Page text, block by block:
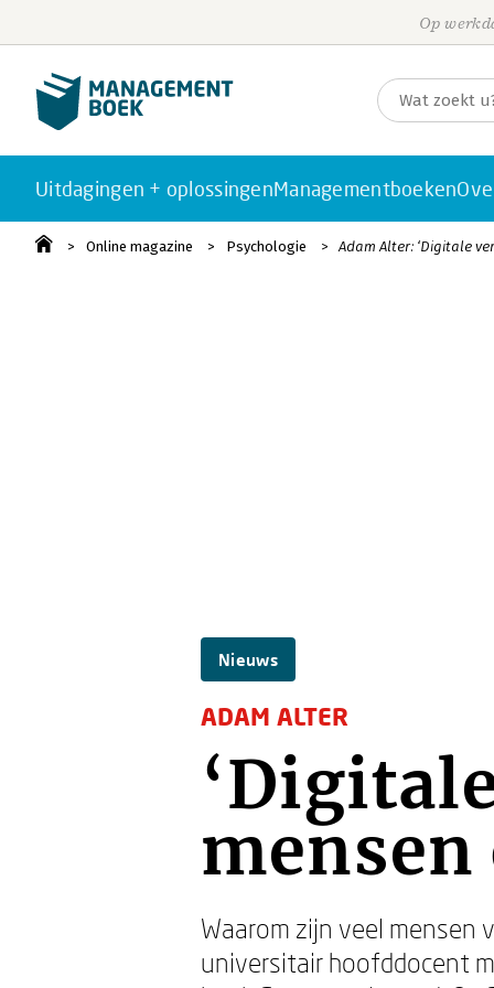
Op
Uitdagingen + oplossingenManagementboeken
Online magazine Psychologie Adam Alter: ‘Digitale
Nieuws
ADAM ALTER
Waarom zijn veel mensen
universitair hoofddocent